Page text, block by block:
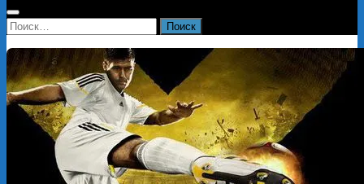
Найти: